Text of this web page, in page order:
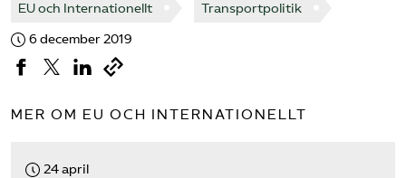
EU och Internationellt Transportpolitik
6 december 2019
MER OM EU OCH INTERNATIONELLT
24 april